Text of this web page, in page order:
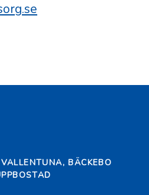
VALLENTUNA, BÄCKEBO